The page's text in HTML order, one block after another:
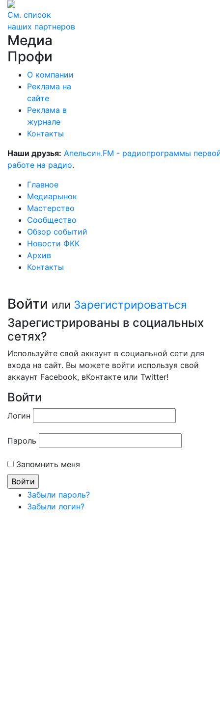
См. список
наших партнеров
Медиа
Профи
О компании
Реклама на
сайте
Реклама в
журнале
Контакты
Наши друзья: Апельсин.FM - радиопрограммы
работе на радио.
Главное
Медиарынок
Мастерство
Сообщество
Обзор событий
Новости ФКК
Архив
Контакты
Войти или Зарегистрироваться
Зарегистрированы в социальных
сетях?
Используйте свой аккаунт в социальной сети для
входа на сайт. Вы можете войти используя свой
аккаунт Facebook, вКонтакте или Twitter!
Войти
Логин
Пароль
Запомнить меня
Забыли пароль?
Забыли логин?